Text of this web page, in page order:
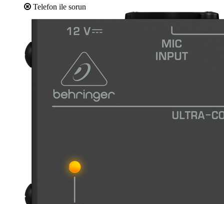
Telefon ile sorun